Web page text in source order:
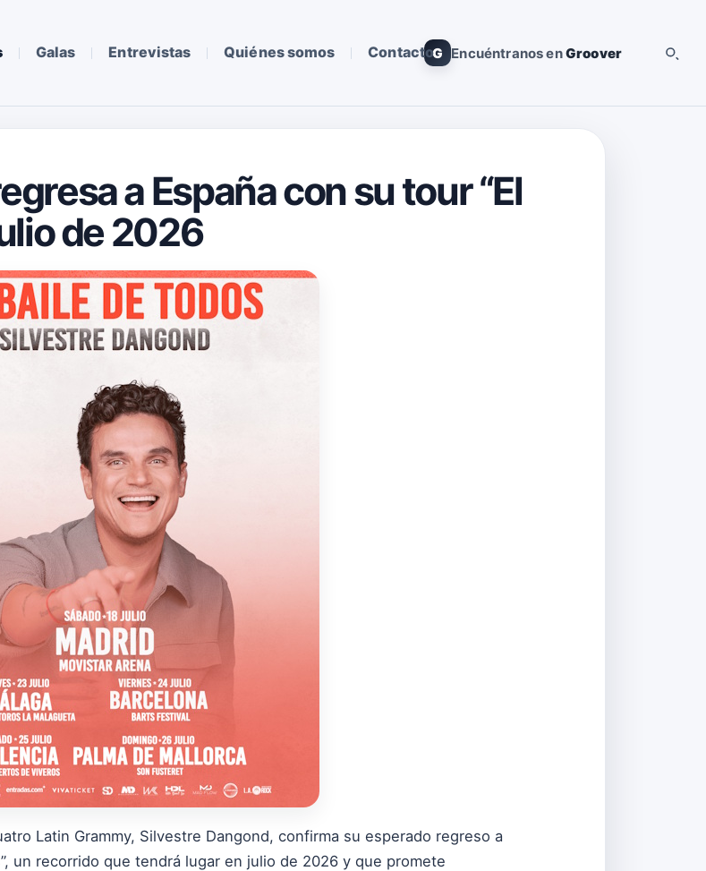
Galas Entrevistas Quiénes somos ContactoG Encuéntranos enGroover
a España con su tour “El
de 2026
Latin Grammy, Silvestre Dangond, confirma su esperado regreso a
un recorrido que tendrá lugar en julio de 2026 y que promete